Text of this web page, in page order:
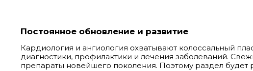
Постоянное обновление и развитие
Кардиология и ангиология охватывают колоссальный
диагностики, профилактики и лечения заболеваний.
препараты новейшего поколения. Поэтому раздел будет